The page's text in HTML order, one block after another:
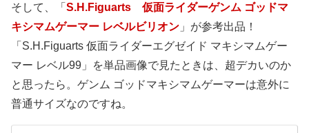
そして、「 S.H.Figuarts 仮面ライダーゲンム ゴッドマ
キシマムゲーマー レベルビリオン 」が参考出品！
「S.H.Figuarts 仮面ライダーエグゼイド マキシマムゲー
マー レベル99」を単品画像で見たときは、超デカいのか
と思ったら。ゲンム ゴッドマキシマムゲーマーは意外に
普通サイズなのですね。